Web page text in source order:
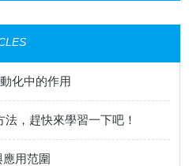
化中的作用
，趕快來學習一下吧！
用范圍